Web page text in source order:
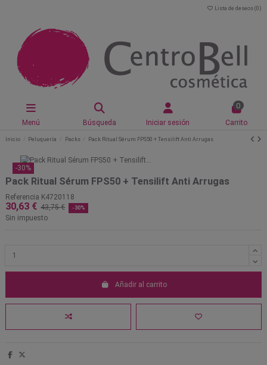
Lista de deseos (0 )
Menú Búsqueda Iniciar sesión
0
Carrito
Inicio Peluquería Packs Pack Ritual Sérum FPS50 + Tensilift Anti Arrugas
-30%
Pack Ritual Sérum FPS50 + Tensilift Anti Arrugas
Referencia K4720118
30,63 € 43,75 € -30%
Sin impuesto
Añadir al carrito